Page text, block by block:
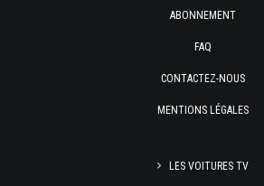
ABONNEMENT
FAQ
CONTACTEZ-NOUS
MENTIONS LÉGALES
LES VOITURES TV